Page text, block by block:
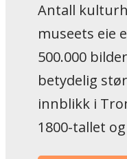
Antall
museets eie
500.000
betydelig
innblikk i
1800-tallet